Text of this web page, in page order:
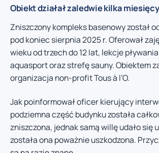
Obiekt działał zaledwie kilka miesięcy
Zniszczony kompleks basenowy został
pod koniec sierpnia 2025 r. Oferował
wieku od trzech do 12 lat, lekcje
aquasport oraz strefę sauny. Obiektem
organizacja non-profit Tous à l’O.
Jak poinformował oficer kierujący
podziemna część budynku została
zniszczona, jednak samą willę udało się
została ona poważnie uszkodzona.